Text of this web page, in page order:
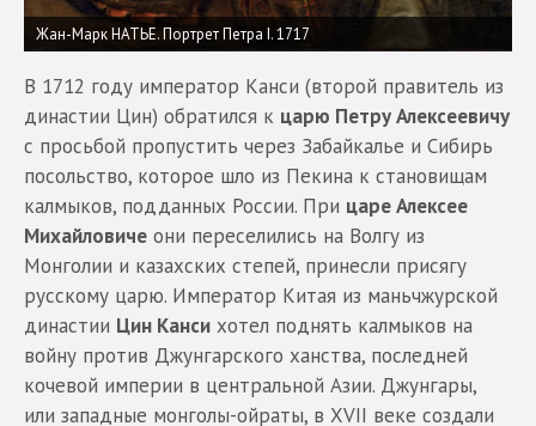
Жан-Марк НАТЬЕ. Портрет Петра I. 1717
В 1712 году император Канси (второй правитель из
династии Цин) обратился к царю Петру Алексеевичу
с просьбой пропустить через Забайкалье и Сибирь
посольство, которое шло из Пекина к становищам
калмыков, подданных России. При царе Алексее
Михайловиче они переселились на Волгу из
Монголии и казахских степей, принесли присягу
русскому царю. Император Китая из маньчжурской
династии Цин Канси хотел поднять калмыков на
войну против Джунгарского ханства, последней
кочевой империи в центральной Азии. Джунгары,
или западные монголы-ойраты, в XVII веке создали